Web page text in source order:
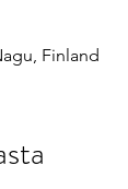
Finland